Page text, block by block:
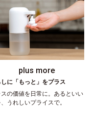
plus more
に「もっと」をプラス
スの価値を日常に。あるといい
うれしいプライスで。